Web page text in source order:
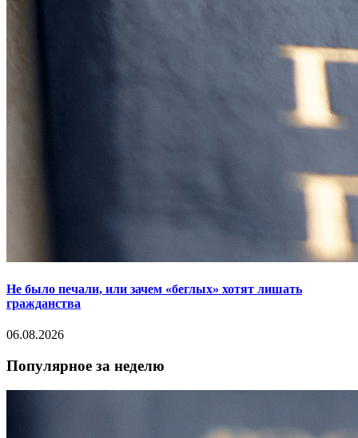
Не было печали, или зачем «беглых» хотят лишать
гражданства
06.08.2026
Популярное за неделю